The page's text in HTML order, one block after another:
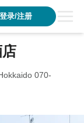
登录/注册
070-